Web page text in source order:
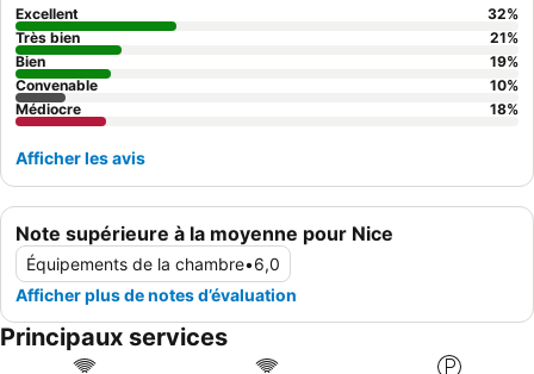
donnant sur le jardin.
Note supérieure à la moyenne pour Nice
Équipements de la chambre•6,0
Afficher plus de notes d’évaluation
Excellent 32%
Très bien
21%
Bien
19%
Convenable
10%
Médiocre
18%
Afficher les avis
Principaux services